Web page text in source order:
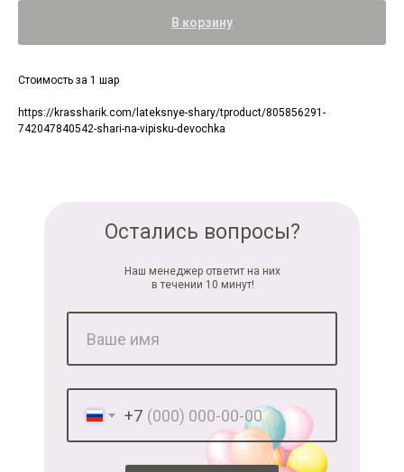
В корзину
Стоимость за 1 шар
https://krassharik.com/lateksnye-shary/tproduct/805856291-
742047840542-shari-na-vipisku-devochka
+7
Остались вопросы?
Наш менеджер ответит на них
в течении 10 минут!